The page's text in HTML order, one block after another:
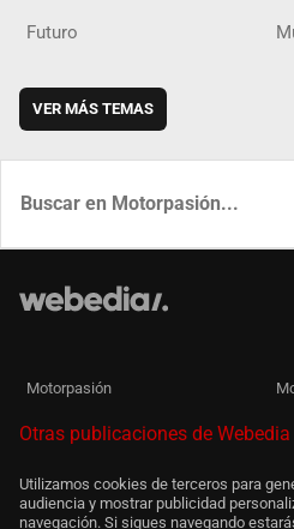
Futuro
VER MÁS TEMAS
Motorpasión
Otras publicaciones de Webedia
Utilizamos cookies de terceros para
audiencia y mostrar publicidad
navegación. Si sigues navegando